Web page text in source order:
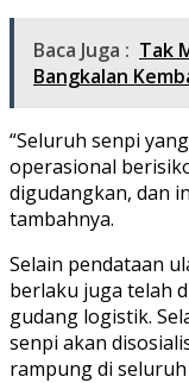
Baca Juga : Tak
Bangkalan
“Seluruh senpi
operasional
digudangkan, dan
tambahnya.
Selain pendataan
berlaku juga telah
gudang logistik.
senpi akan
rampung di